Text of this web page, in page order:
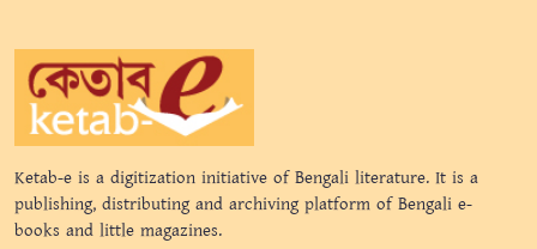
Ketab-e is a digitization initiative of Bengali literature. It is a
publishing, distributing and archiving platform of Bengali e-
books and little magazines.